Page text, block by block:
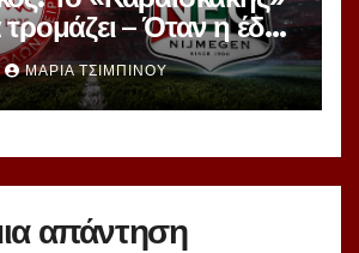
– Όταν η έδρα
σε πρόβλημα
ΜΑΡΊΑ ΤΣΙΜΠΙΝΟΎ
απάντηση